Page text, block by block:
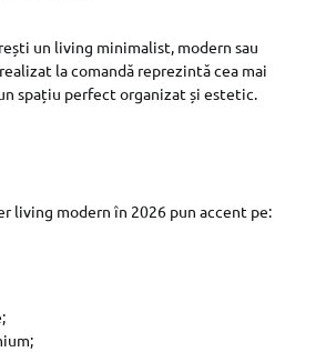
un living minimalist, modern sau
la comandă reprezintă cea mai
spațiu perfect organizat și estetic.
living modern în 2026 pun accent pe: